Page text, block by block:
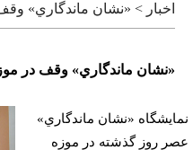
اخبار > «نشان ماندگاري»
«نشان ماندگاري» وقف در
«نشان ماندگاري»
روز گذشته در موزه